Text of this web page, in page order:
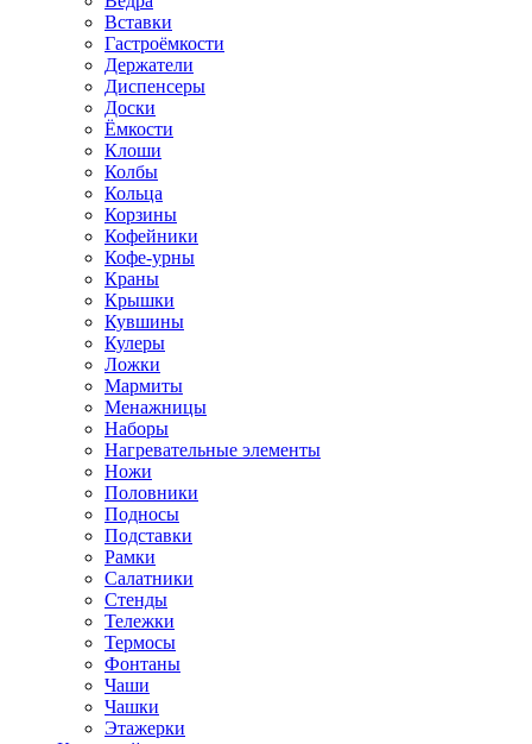
Вставки
Гастроёмкости
Держатели
Диспенсеры
Доски
Ёмкости
Клоши
Колбы
Кольца
Корзины
Кофейники
Кофе-урны
Краны
Крышки
Кувшины
Кулеры
Ложки
Мармиты
Менажницы
Наборы
Нагревательные элементы
Ножи
Половники
Подносы
Подставки
Рамки
Салатники
Стенды
Тележки
Термосы
Фонтаны
Чаши
Чашки
Этажерки